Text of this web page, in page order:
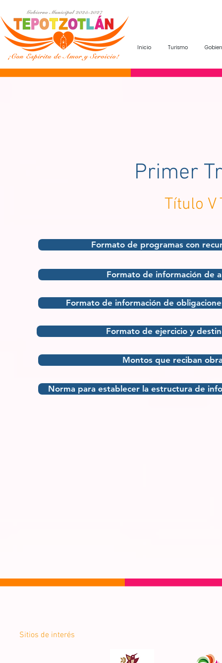
Inicio Turismo
Primer
Título V
Formato de programas con
Formato de información de
Formato de información de
Formato de ejercicio y
Montos que reciban
Norma para establecer la estructura de
Sitios de interés